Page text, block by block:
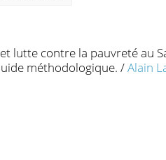
lutte contre la pauvreté au
méthodologique. /Alain